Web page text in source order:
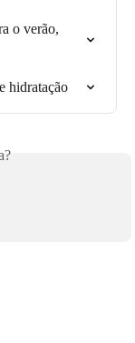
o verão,
hidratação